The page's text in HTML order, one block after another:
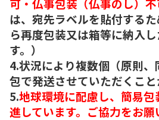
可・仏事包装（仏事のし）不
は、宛先ラベルを貼付する
ら再度包装又は箱等に納入
す。）
4.状況により複数個（原則
包で発送させていただくこと
5.地球環境に配慮し、簡易
進しています。ご協力をお願